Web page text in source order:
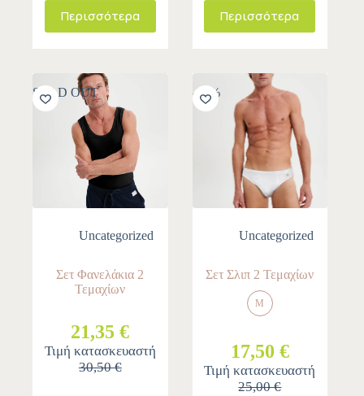
Περισσότερα Περισσότερα
SOLD OUT
Uncategorized
Σετ Φανελάκια 2
Τεμαχίων
21,35 €
Τιμή κατασκευαστή
30,50 €
-30%
Uncategorized
Σετ Σλιπ 2 Τεμαχίων
M
17,50 €
Τιμή κατασκευαστή
25,00 €